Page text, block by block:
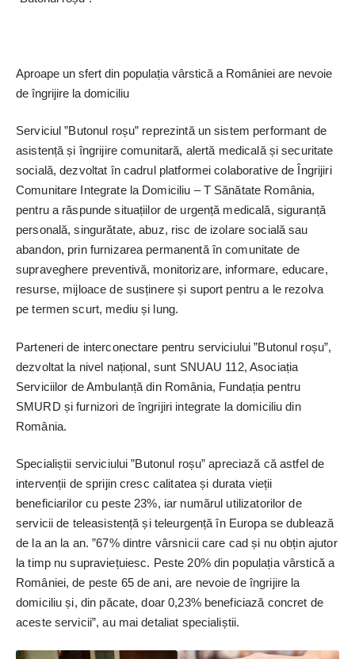
Aproape un sfert din populația vârstică a României are nevoie
de îngrijire la domiciliu
Serviciul ”Butonul roșu” reprezintă un sistem performant de
asistență și îngrijire comunitară, alertă medicală și securitate
socială, dezvoltat în cadrul platformei colaborative de Îngrijiri
Comunitare Integrate la Domiciliu – T Sănătate România,
pentru a răspunde situațiilor de urgență medicală, siguranță
personală, singurătate, abuz, risc de izolare socială sau
abandon, prin furnizarea permanentă în comunitate de
supraveghere preventivă, monitorizare, informare, educare,
resurse, mijloace de susținere și suport pentru a le rezolva
pe termen scurt, mediu și lung.
Parteneri de interconectare pentru serviciului ”Butonul roșu”,
dezvoltat la nivel național, sunt SNUAU 112, Asociația
Serviciilor de Ambulanță din România, Fundația pentru
SMURD și furnizori de îngrijiri integrate la domiciliu din
România.
Specialiștii serviciului ”Butonul roșu” apreciază că astfel de
intervenții de sprijin cresc calitatea și durata vieții
beneficiarilor cu peste 23%, iar numărul utilizatorilor de
servicii de teleasistență și teleurgență în Europa se dublează
de la an la an. ”67% dintre vârsnicii care cad și nu obțin ajutor
la timp nu supraviețuiesc. Peste 20% din populația vârstică a
României, de peste 65 de ani, are nevoie de îngrijire la
domiciliu și, din păcate, doar 0,23% beneficiază concret de
aceste servicii”, au mai detaliat specialiștii.